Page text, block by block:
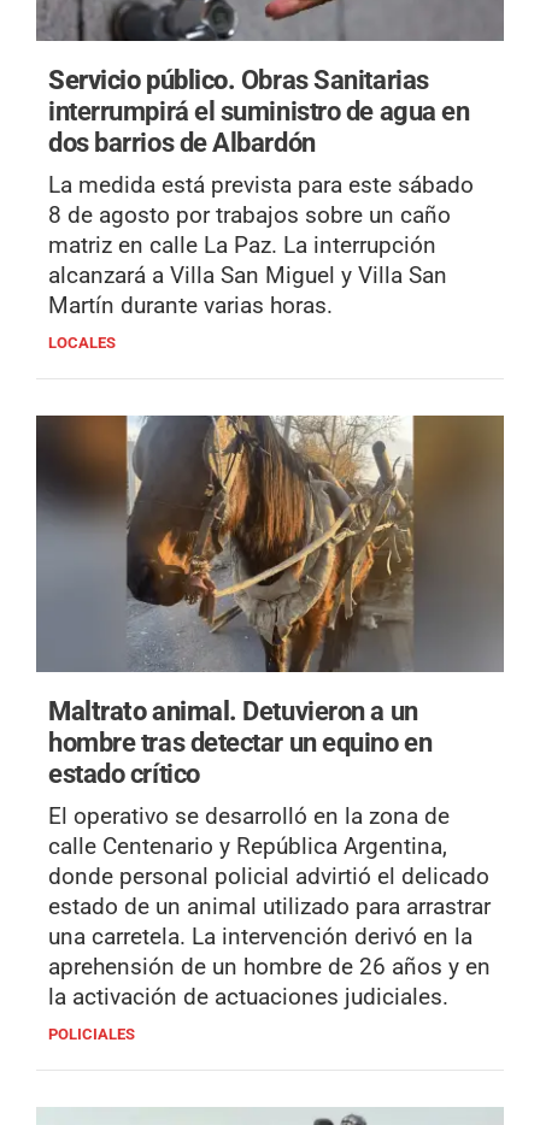
Servicio público. Obras Sanitarias
interrumpirá el suministro de agua en
dos barrios de Albardón
La medida está prevista para este sábado
8 de agosto por trabajos sobre un caño
matriz en calle La Paz. La interrupción
alcanzará a Villa San Miguel y Villa San
Martín durante varias horas.
LOCALES
Maltrato animal. Detuvieron a un
hombre tras detectar un equino en
estado crítico
El operativo se desarrolló en la zona de
calle Centenario y República Argentina,
donde personal policial advirtió el delicado
estado de un animal utilizado para arrastrar
una carretela. La intervención derivó en la
aprehensión de un hombre de 26 años y en
la activación de actuaciones judiciales.
POLICIALES